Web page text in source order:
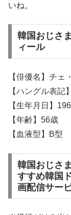
いね。
韓国おじさ
ィール
【俳優名】チェ
【ハングル表記
【生年月日】
【年齢】56歳
【血液型】B型
韓国おじさ
すすめ韓国
画配信サー